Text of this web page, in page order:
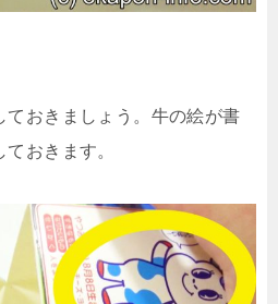
ておきましょう。牛の絵が書
おきます。